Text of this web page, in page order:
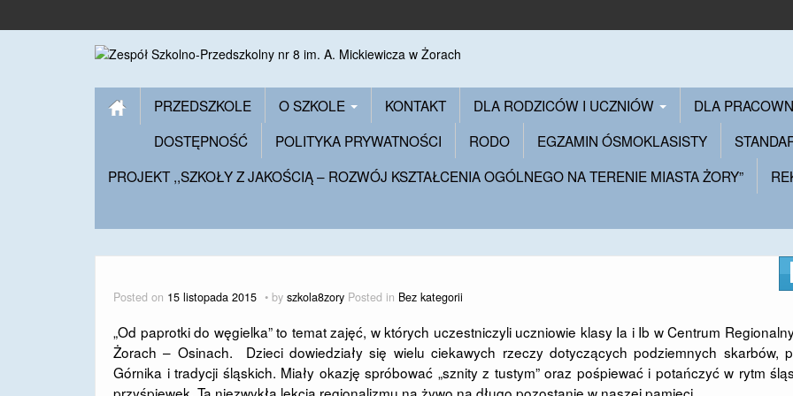
PRZEDSZKOLE O SZKOLE KONTAKT DLA RODZICÓW I UCZNIÓW DLA
DOSTĘPNOŚĆ
POLITYKA PRYWATNOŚCI RODO EGZAMIN ÓSMOKLASISTY
PROJEKT ,,SZKOŁY Z JAKOŚCIĄ – ROZWÓJ KSZTAŁCENIA OGÓLNEGO NA TERENIE MIASTA ŻORY”
Posted on 15 listopada 2015 by szkola8zory Posted in Bez kategorii
„Od paprotki do węgielka” to temat zajęć, w których uczestniczyli uczniowie klasy Ia i Ib w Centrum
Żorach – Osinach. Dzieci dowiedziały się wielu ciekawych rzeczy dotyczących podziemnych skarbów,
Górnika i tradycji śląskich. Miały okazję spróbować „sznity z tustym” oraz pośpiewać i potańczyć w rytm